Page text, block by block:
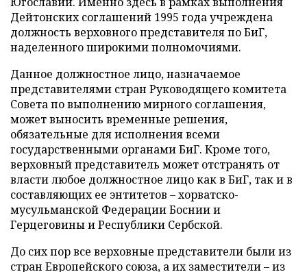
Дейтонских соглашений 1995 года учреждена
должность верховного представителя по БиГ,
наделенного широкими полномочиями.
Данное должностное лицо, назначаемое
представителями стран Руководящего комитета
Совета по выполнению мирного соглашения,
может выносить временные решения,
обязательные для исполнения всеми
государственными органами БиГ. Кроме того,
верховный представитель может отстранять от
власти любое должностное лицо как в БиГ, так и в
составляющих ее энтитетов – хорватско-
мусульманской Федерации Боснии и
Герцеговины и Республики Сербской.
До сих пор все верховные представители были из
стран Европейского союза, а их заместители – из